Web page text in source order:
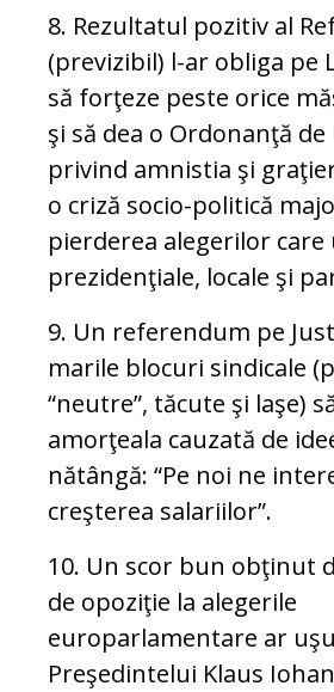
8. Rezultatul pozitiv al
(previzibil) l-ar obliga pe
să forţeze peste orice
şi să dea o Ordonanţă
privind amnistia şi
o criză socio-politică
pierderea alegerilor care
prezidenţiale, locale şi
9. Un referendum pe
marile blocuri sindicale
“neutre”, tăcute şi laşe)
amorţeala cauzată de
nătângă: “Pe noi ne
creşterea salariilor”.
10. Un scor bun obţinut
de opoziţie la alegerile
europarlamentare ar
Preşedintelui Klaus